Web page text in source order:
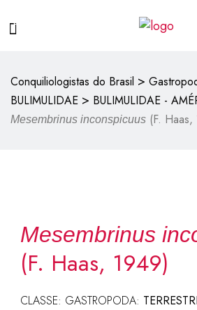
Conquiliologistas do Brasil >
BULIMULIDAE > BULIMULIDAE -
Mesembrinus inconspicuus (F. Haas,
Mesembrinus
(F. Haas, 1949)
CLASSE: GASTROPODA: